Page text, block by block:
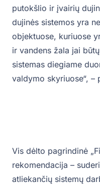
putokšlio ir įvairių
dujinės sistemos yra
objektuose, kuriuose
ir vandens žala jai
sistemas diegiame
valdymo skyriuose“, –
Vis dėlto pagrindinė
rekomendacija –
atliekančių sistemų